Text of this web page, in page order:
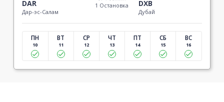
DAR
Дар-эс-Салам
1 Остановка
DXB
Дубай
ПН
10
ВТ
11
СР
12
ЧТ
13
ПТ
14
СБ
15
ВС
16